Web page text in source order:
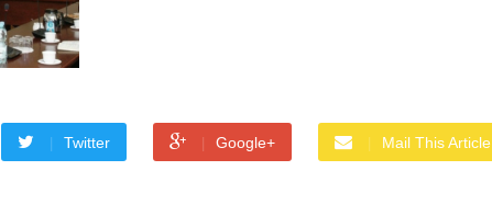
Twitter Google+ Mail This Article